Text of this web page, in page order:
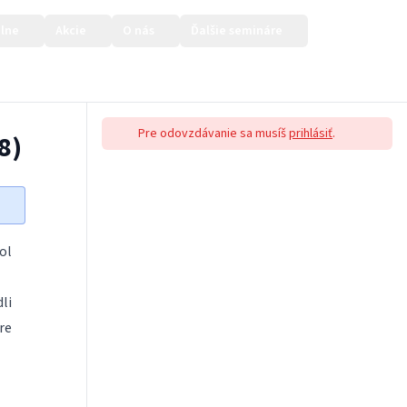
Pre odovzdávanie sa musíšprihlásiť.